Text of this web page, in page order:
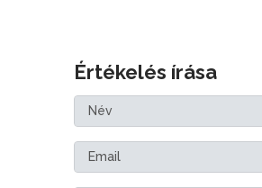
Értékelés írása